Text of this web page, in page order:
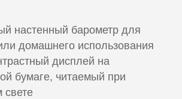
настенный барометр для
домашнего использования
дисплей на
бумаге, читаемый при
свете